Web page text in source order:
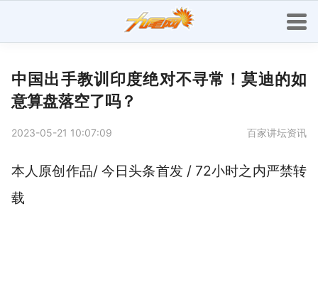
中国出手教训印度绝对不寻常！莫迪的如
意算盘落空了吗？
2023-05-21 10:07:09 百家讲坛资讯
本人原创作品/ 今日头条首发 / 72小时之内严禁转
载